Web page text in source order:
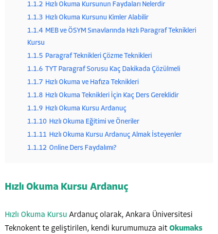
1.1.2 Hızlı Okuma Kursunun Faydaları Nelerdir
1.1.3 Hızlı Okuma Kursunu Kimler Alabilir
1.1.4 MEB ve ÖSYM Sınavlarında Hızlı Paragraf Teknikleri
Kursu
1.1.5 Paragraf Teknikleri Çözme Teknikleri
1.1.6 TYT Paragraf Sorusu Kaç Dakikada Çözülmeli
1.1.7 Hızlı Okuma ve Hafıza Teknikleri
1.1.8 Hızlı Okuma Teknikleri İçin Kaç Ders Gereklidir
1.1.9 Hızlı Okuma Kursu Ardanuç
1.1.10 Hızlı Okuma Eğitimi ve Öneriler
1.1.11 Hızlı Okuma Kursu Ardanuç Almak İsteyenler
1.1.12 Online Ders Faydalımı?
Hızlı Okuma Kursu Ardanuç
Hızlı Okuma Kursu Ardanuç olarak, Ankara Üniversitesi
Teknokent te geliştirilen, kendi kurumumuza ait Okumaks